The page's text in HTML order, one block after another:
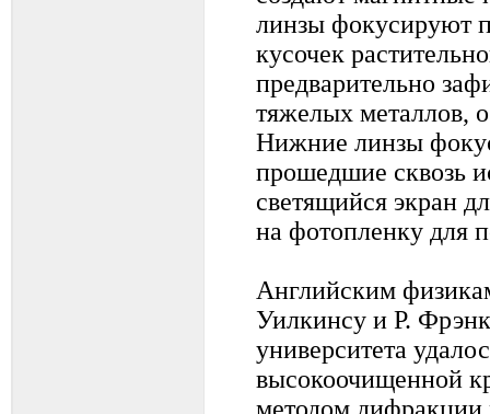
линзы фокусируют
кусочек
предварительно
тяжелых металлов,
Нижние линзы
прошедшие сквозь
светящийся экран
на фотопленку для
Английским
Уилкинсу и Р.
университета
высокоочищенной